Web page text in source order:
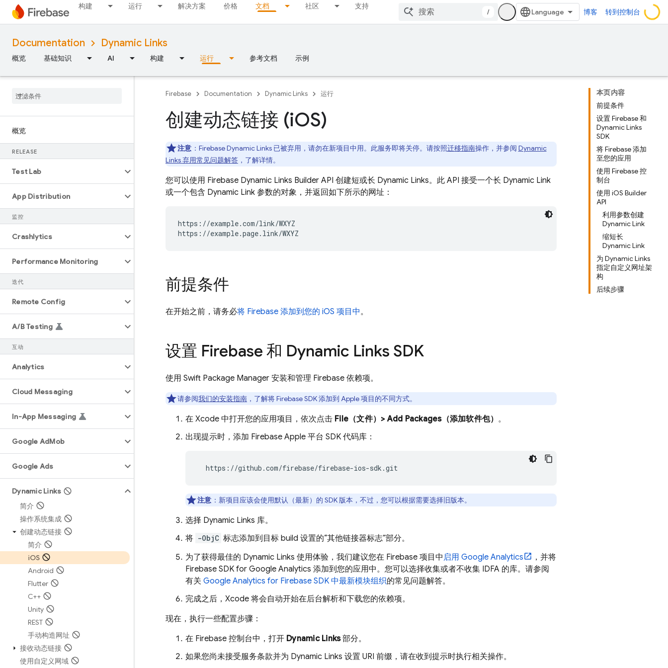
构建 运行 解决方案 价格 文档 社区 支持
/ 博客 转到控制台
Documentation Dynamic Links
概览 基础知识 AI 构建 运行 参考文档 示例
概览
RELEASE
Test Lab
App Distribution
监控
Crashlytics
Performance Monitoring
迭代
Remote Config
A/B Testing
互动
Analytics
Cloud Messaging
In-App Messaging
Google AdMob
Google Ads
Dynamic Links
简介
操作系统集成
创建动态链接
简介
iOS
Android
Flutter
C++
Unity
REST
手动构造网址
接收动态链接
使用自定义网域
本页内容
前提条件
设置 Firebase 和
Dynamic Links
SDK
将 Firebase 添加
至您的应用
使用 Firebase 控
制台
使用 iOS Builder
API
利用参数创建
Dynamic Link
缩短长
Dynamic Link
为 Dynamic Links
指定自定义网址架
构
后续步骤
Firebase Documentation Dynamic Links 运行
创建动态链接 (iOS)
注意 ：Firebase Dynamic Links 已被弃用，请勿在新项目中用。 此服务即将关停。请按照迁移指南操作，并参阅 Dynamic
Links 弃用常见问题解答 ，了解详情。
您可以使用 Firebase Dynamic Links Builder API 创建短或长 Dynamic Links。此 API 接受一个长 Dynamic Link
或一个包含 Dynamic Link 参数的对象，并返回如下所示的网址：
https://example.com/link/WXYZ
前提条件
在开始之前，请务必将 Firebase 添加到您的 iOS 项目中。
设置 Firebase 和 Dynamic Links SDK
使用 Swift Package Manager 安装和管理 Firebase 依赖项。
请参阅我们的安装指南 ，了解将 Firebase SDK 添加到 Apple 项目的不同方式。
在 Xcode 中打开您的应用项目，依次点击 File（文件）> Add Packages（添加软件包） 。
出现提示时，添加 Firebase Apple 平台 SDK 代码库：
  https://github.com/firebase/firebase-ios-sdk.git
注意 ：新项目应该会使用默认（最新）的 SDK 版本，不过，您可以根据需要选择旧版本。
选择 Dynamic Links 库。
将 -ObjC 标志添加到目标 build 设置的“其他链接器标志”部分。
为了获得最佳的 Dynamic Links 使用体验，我们建议您在 Firebase 项目中启用 Google Analytics
，并将
Firebase SDK for Google Analytics 添加到您的应用中。您可以选择收集或者不收集 IDFA 的库。请参阅
有关 Google Analytics for Firebase SDK 中最新模块组织的常见问题解答。
完成之后，Xcode 将会自动开始在后台解析和下载您的依赖项。
现在，执行一些配置步骤：
在 Firebase 控制台中，打开 Dynamic Links部分。
如果您尚未接受服务条款并为 Dynamic Links 设置 URI 前缀，请在收到提示时执行相关操作。